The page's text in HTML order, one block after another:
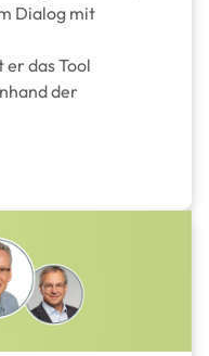
Dialog mit
das Tool
der